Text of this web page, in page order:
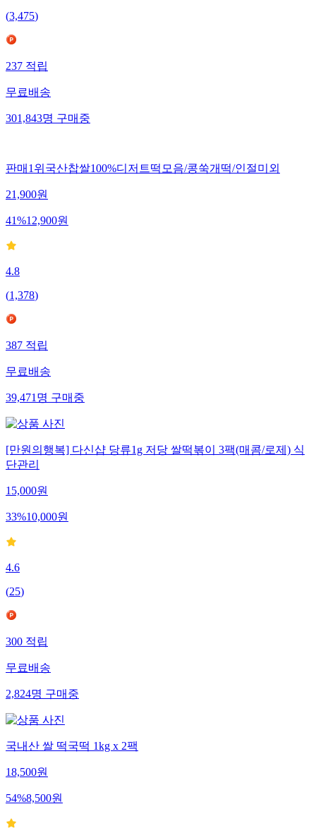
(3,475)
237 적립
무료배송
301,843명 구매중
판매1위국산찹쌀100%디저트떡모음/콩쑥개떡/인절미외
21,900원
41%12,900원
4.8
(1,378)
387 적립
무료배송
39,471 명 구매중
[만원의행복] 다신샵 당류1g 저당 쌀떡볶이 3팩(매콤/로제) 식
단관리
15,000원
33%10,000원
4.6
(25)
300 적립
무료배송
2,824명 구매중
국내산 쌀 떡국떡 1kg x 2팩
18,500원
54%8,500원